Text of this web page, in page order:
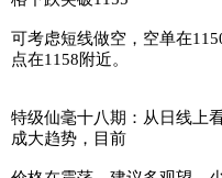
可考虑短线做空，空单在
点在1158附近。
特级仙毫十八期：从日线上
成大趋势，目前